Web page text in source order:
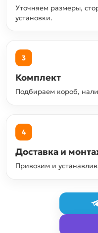
Уточняем размеры,
установки.
3
Комплект
Подбираем короб,
4
Доставка и
Привозим и